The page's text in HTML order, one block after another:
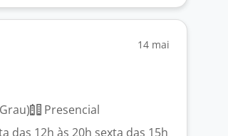
14 mai
Presencial
das 12h às 20h sexta das 15h